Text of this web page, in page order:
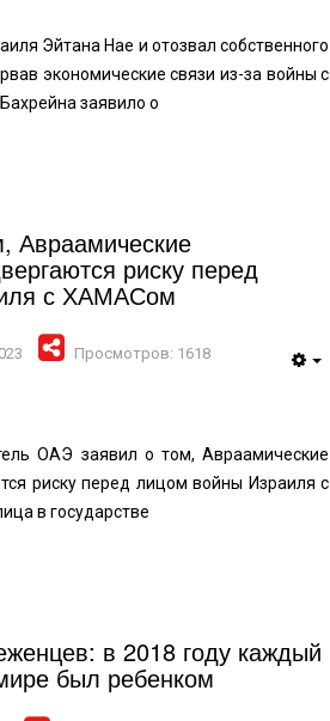
Эйтана Нае и отозвал собственного
экономические связи из-за войны с
заявило о
Авраамические
риску перед
с ХАМАСом
Просмотров: 1618
ОАЭ заявил о том, Авраамические
риску перед лицом войны Израиля с
в государстве
в 2018 году каждый
был ребенком